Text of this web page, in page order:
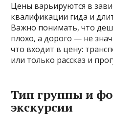
Цены варьируются в
квалификации гида и
Важно понимать, что
плохо, а дорого — не
что входит в цену:
или только рассказ и
Тип группы и
экскурсии